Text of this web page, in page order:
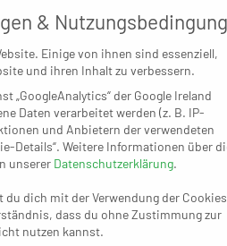
der Partie hinweg und fand in
die Oberhand. Gegen etwas
Halbzeit dominieren beide
bis wir uns
auf den zweiten
Ersten TSV Bayer Dormagen II
Niederlage in Folge mit 4:4
sich darüber weniger auf:
Dann haben wir noch ein, zwei
Aber in meiner langen
&
Einige von ihnen sind essenziell,
und ihren Inhalt zu verbessern.
„GoogleAnalytics“ der Google Ireland
Daten verarbeitet werden (z. B. IP-
und Anbietern der verwendeten
Details“. Weitere Informationen über
unserer Datenschutzerklärung.
du dich mit der Verwendung der Cookies
dass du ohne Zustimmung zur
nutzen kannst.